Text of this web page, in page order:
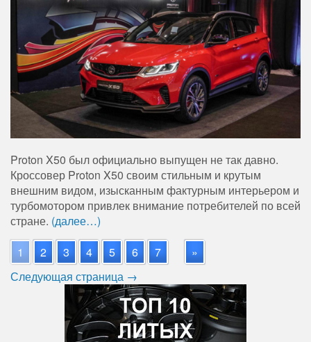
Proton X50 был официально выпущен не так давно.
Кроссовер Proton X50 своим стильным и крутым
внешним видом, изысканным фактурным интерьером и
турбомотором привлек внимание потребителей по всей
стране. (далее…)
1
2 3 4 5 6 7
»
Следующая страница →